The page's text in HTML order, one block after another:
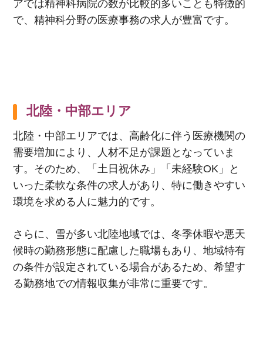
アでは精神科病院の数が比較的多いことも特徴的
で、精神科分野の医療事務の求人が豊富です。
北陸・中部エリア
北陸・中部エリアでは、高齢化に伴う医療機関の
需要増加により、人材不足が課題となっていま
す。そのため、「土日祝休み」「未経験OK 」と
いった柔軟な条件の求人があり、特に働きやすい
環境を求める人に魅力的です。
さらに、雪が多い北陸地域では、冬季休暇や悪天
候時の勤務形態に配慮した職場もあり、地域特有
の条件が設定されている場合があるため、希望す
る勤務地での情報収集が非常に重要です。